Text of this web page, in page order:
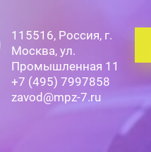
115516, Россия, г.
Москва, ул.
Промышленная 11
+7 (495) 7997858
zavod@mpz-7.ru